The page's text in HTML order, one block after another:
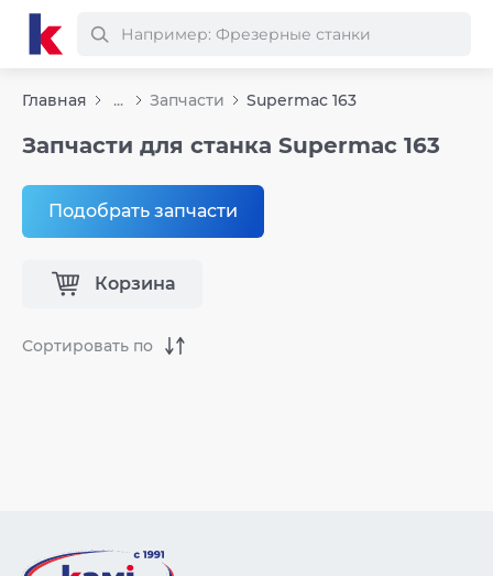
Главная ... Запчасти Supermac 163
Запчасти для станка Supermac 163
Подобрать запчасти
Корзина